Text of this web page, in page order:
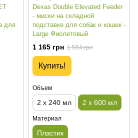
для
Dexas Double Elevated Feeder
- миски на складной
подставке для собак и кошек -
Large Фиолетовый
1 165 грн 1 554 грн
Купить!
Объем
2 х 240 мл 2 х 600 мл
Материал
Пластик